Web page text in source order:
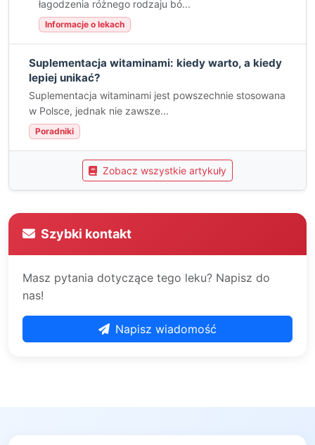
łagodzenia różnego rodzaju bó...
Informacje o lekach
Suplementacja witaminami: kiedy warto, a kiedy
lepiej unikać?
Suplementacja witaminami jest powszechnie stosowana
w Polsce, jednak nie zawsze...
Poradniki
Zobacz wszystkie artykuły
Szybki kontakt
Masz pytania dotyczące tego leku? Napisz do
nas!
Napisz wiadomość